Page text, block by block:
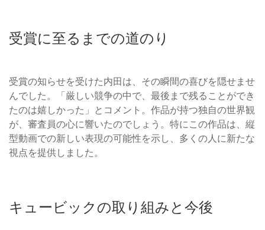
受賞に至るまでの道のり
受賞の知らせを受けた内田は、その瞬間の喜びを隠せませ
んでした。「厳しい競争の中で、最後まで残ることができ
たのは嬉しかった」とコメント。作品が持つ独自の世界観
が、審査員の心に響いたのでしょう。特にこの作品は、縦
型動画での新しい表現の可能性を示し、多くの人に新たな
視点を提供しました。
キュービックの取り組みと今後